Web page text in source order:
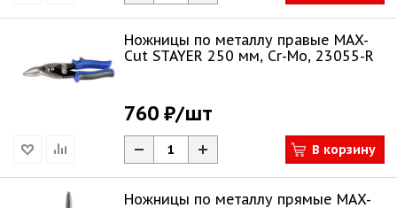
Ножницы по металлу правые MAX-
Cut STAYER 250 мм, Cr-Mo, 23055-R
760 ₽/шт
В корзину
Ножницы по металлу прямые MAX-